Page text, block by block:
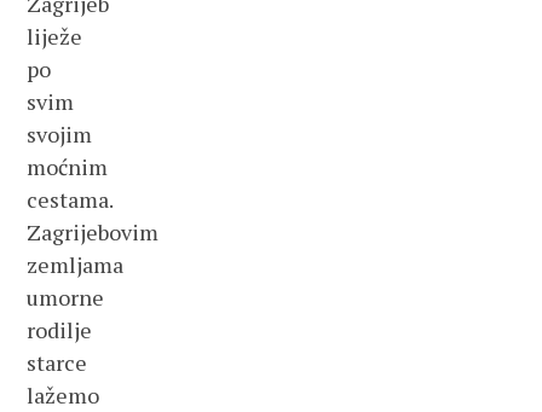
liježe
po
svim
svojim
moćnim
cestama.
Zagrijebovim
zemljama
umorne
rodilje
starce
lažemo